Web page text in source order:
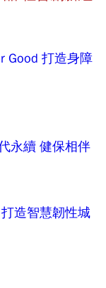
Good 打造身障
永續 健保相伴
造智慧韌性城